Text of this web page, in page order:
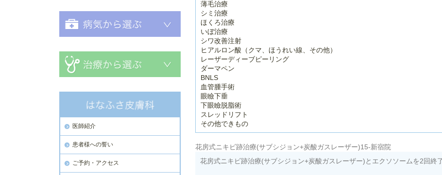
薄毛治療
シミ治療
ほくろ治療
いぼ治療
シワ改善注射
ヒアルロン酸（クマ、ほうれい線、その他）
レーザーディーブピーリング
ダーマペン
BNLS
血管腫手術
眼瞼下垂
下眼瞼脱脂術
スレッドリフト
その他できもの
花房式ニキビ跡治療(サブシジョン+炭酸ガスレーザー)15-新宿院
花房式ニキビ跡治療(サブシジョン+炭酸ガスレーザー)とエクソソームを2回終
医師紹介
患者様への誓い
ご予約・アクセス